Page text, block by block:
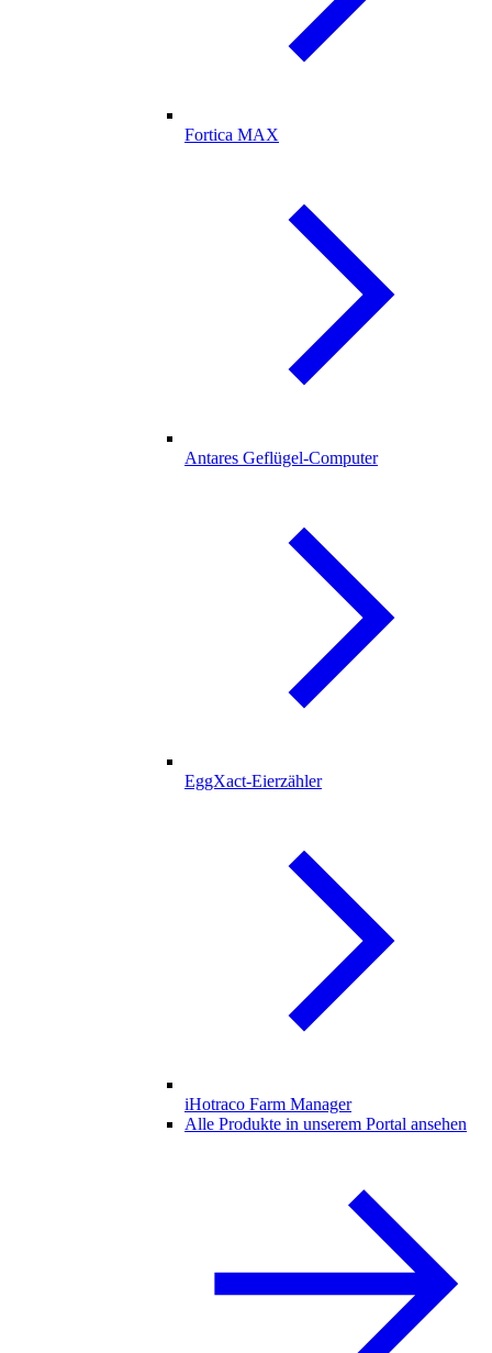
Fortica MAX
Antares Geflügel-Computer
EggXact-Eierzähler
iHotraco Farm Manager
Alle Produkte in unserem Portal ansehen